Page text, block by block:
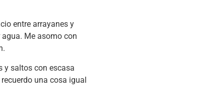
entre arrayanes y
Me asomo con
y saltos con escasa
una cosa igual